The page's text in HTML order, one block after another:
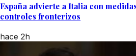
España advierte a Italia con
controles fronterizos
hace 2h